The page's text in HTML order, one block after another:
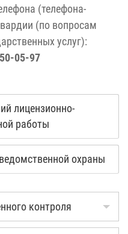
(телефона-
(по вопросам
услуг):
05-97
лицензионно-
работы
охраны
контроля